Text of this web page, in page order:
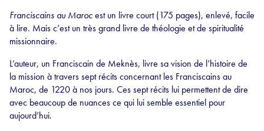
Franciscains au Marocest un livre court (175 pages), enlevé, facile
à lire. Mais c’est un très grand livre de théologie et de spiritualité
missionnaire.
L’auteur, un Franciscain de Meknès, livre sa vision de l’histoire de
la mission à travers sept récits concernant les Franciscains au
Maroc, de 1220 à nos jours. Ces sept récits lui permettent de dire
avec beaucoup de nuances ce qui lui semble essentiel pour
aujourd’hui.